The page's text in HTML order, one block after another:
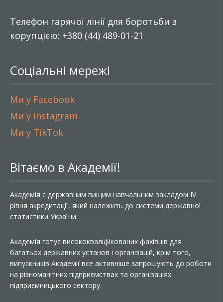
Телефон гарячої лінії для боротьби з
корупцією: +380 (44) 489-01-21
Соціальні мережі
Ми у Facebook
Ми у Instagram
Ми у TikTok
Вітаємо в Академії!
Академія є державним вищим навчальним закладом IV
рівня акредитації, який належить до системи державної
статистики України.
Академія готує висококваліфікованих фахівців для
багатьох державних установ і організацій, крім того,
випускників Академії все активніше запрошують до роботи
на різноманітних підприємствах та організаціях
підприємницького сектору.